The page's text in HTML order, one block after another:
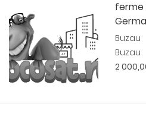
ferme
Buzau
Buzau
2